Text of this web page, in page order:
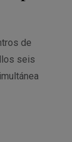
de
seis